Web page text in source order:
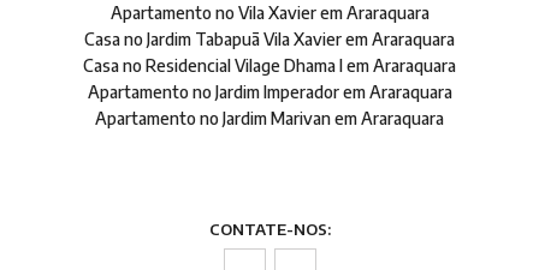
Apartamento no Vila Xavier em Araraquara
Casa no Jardim Tabapuã Vila Xavier em Araraquara
Casa no Residencial Vilage Dhama I em Araraquara
Apartamento no Jardim Imperador em Araraquara
Apartamento no Jardim Marivan em Araraquara
CONTATE-NOS: